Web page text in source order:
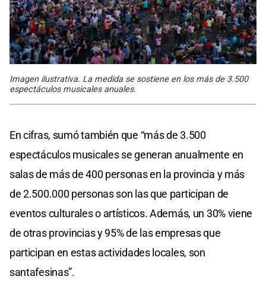
Imagen ilustrativa. La medida se sostiene en los más de 3.500
espectáculos musicales anuales.
En cifras, sumó también que “más de 3.500
espectáculos musicales se generan anualmente en
salas de más de 400 personas en la provincia y más
de 2.500.000 personas son las que participan de
eventos culturales o artísticos. Además, un 30% viene
de otras provincias y 95% de las empresas que
participan en estas actividades locales, son
santafesinas”.